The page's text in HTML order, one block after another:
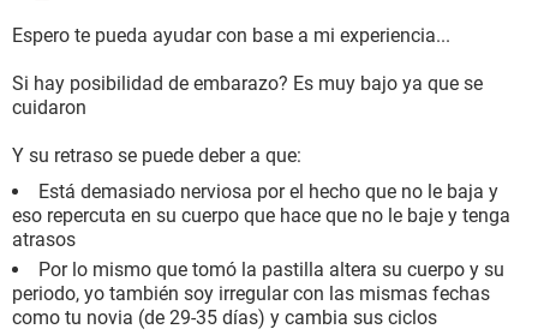
Espero te pueda ayudar con base a mi experiencia...
Si hay posibilidad de embarazo? Es muy bajo ya que se
cuidaron
Y su retraso se puede deber a que:
Está demasiado nerviosa por el hecho que no le baja y
eso repercuta en su cuerpo que hace que no le baje y tenga
atrasos
Por lo mismo que tomó la pastilla altera su cuerpo y su
periodo, yo también soy irregular con las mismas fechas
como tu novia (de 29-35 días) y cambia sus ciclos